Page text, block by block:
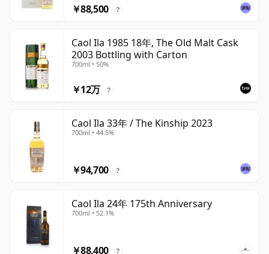
￥88,500 ?
Caol Ila 1985 18年, The Old Malt Cask
2003 Bottling with Carton
700ml • 50%
￥12万 ?
Caol Ila 33年 / The Kinship 2023
700ml • 44.5%
￥94,700 ?
Caol Ila 24年 175th Anniversary
700ml • 52.1%
￥88,400 ?